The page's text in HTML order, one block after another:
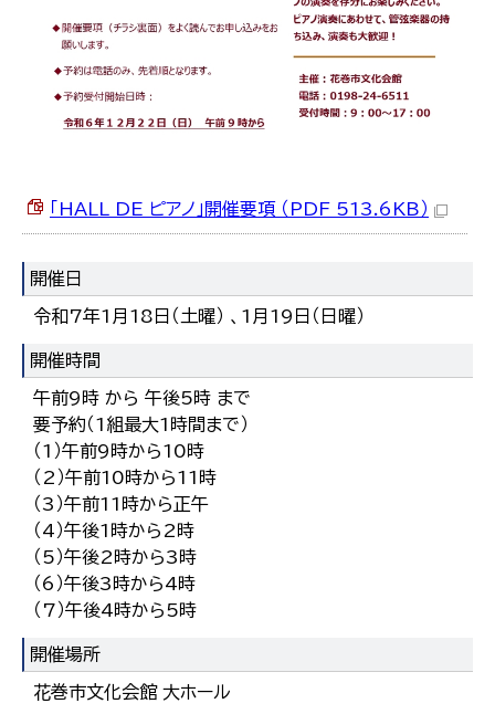
「HALL DE ピアノ」開催要項 （PDF 513.6KB）
開催日
令和7年1月18日（土曜） 、1月19日（日曜）
開催時間
午前9時 から 午後5時 まで
要予約（1組最大1時間まで）
（1）午前9時から10時
（2）午前10時から11時
（3）午前11時から正午
（4）午後1時から2時
（5）午後2時から3時
（6）午後3時から4時
（7）午後4時から5時
開催場所
花巻市文化会館 大ホール